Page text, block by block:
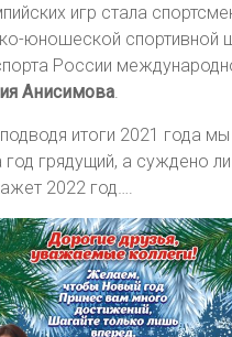
игр стала
юношеской спортивной
России
Анисимова
итоги 2021 года
год грядущий, а суждено
2022 год….